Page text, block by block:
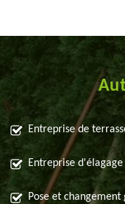
Entreprise de
Entreprise d'élagage
Pose et